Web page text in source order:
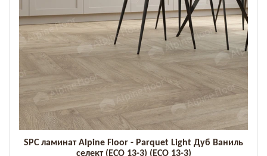
SPC ламинат Alpine Floor - Parquet Light Дуб Ваниль
селект (ECO 13-3) (ECO 13-3)